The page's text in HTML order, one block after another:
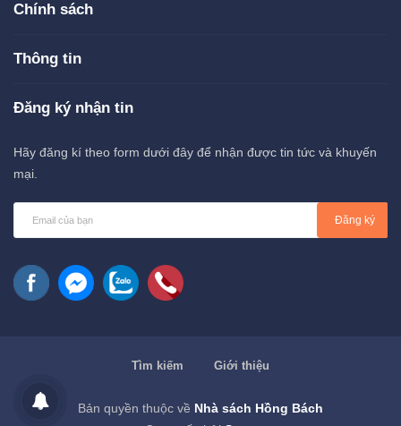
Chính sách
Thông tin
Đăng ký nhận tin
Hãy đăng kí theo form dưới đây để nhận được tin tức và khuyến
mại.
Đăng ký
Tìm kiếm Giới thiệu
Bản quyền thuộc về Nhà sách Hồng Bách